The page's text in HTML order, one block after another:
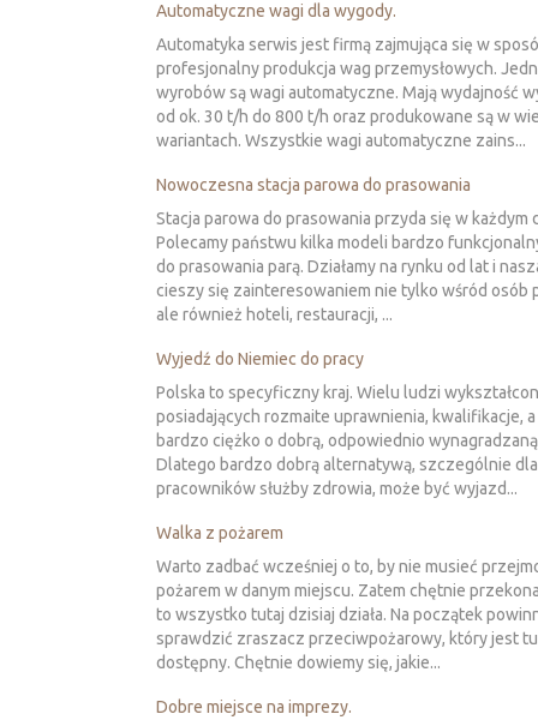
Automatyczne wagi dla wygody.
Automatyka serwis jest firmą zajmująca się w
profesjonalny produkcja wag przemysłowych.
wyrobów są wagi automatyczne. Mają wydajność
od ok. 30 t/h do 800 t/h oraz produkowane są w
wariantach. Wszystkie wagi automatyczne zains...
Nowoczesna stacja parowa do prasowania
Stacja parowa do prasowania przyda się w każdym
Polecamy państwu kilka modeli bardzo
do prasowania parą. Działamy na rynku od lat i
cieszy się zainteresowaniem nie tylko wśród osób
ale również hoteli, restauracji, ...
Wyjedź do Niemiec do pracy
Polska to specyficzny kraj. Wielu ludzi
posiadających rozmaite uprawnienia, kwalifikacje,
bardzo ciężko o dobrą, odpowiednio
Dlatego bardzo dobrą alternatywą, szczególnie dla
pracowników służby zdrowia, może być wyjazd...
Walka z pożarem
Warto zadbać wcześniej o to, by nie musieć
pożarem w danym miejscu. Zatem chętnie
to wszystko tutaj dzisiaj działa. Na początek
sprawdzić zraszacz przeciwpożarowy, który jest
dostępny. Chętnie dowiemy się, jakie...
Dobre miejsce na imprezy.